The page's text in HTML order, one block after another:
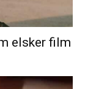
elsker film